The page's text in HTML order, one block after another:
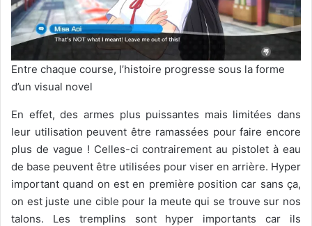
Entre chaque course, l’histoire progresse sous la forme
d’un visual novel
En effet, des armes plus puissantes mais limitées dans
leur utilisation peuvent être ramassées pour faire encore
plus de vague ! Celles-ci contrairement au pistolet à eau
de base peuvent être utilisées pour viser en arrière. Hyper
important quand on est en première position car sans ça,
on est juste une cible pour la meute qui se trouve sur nos
talons. Les tremplins sont hyper importants car ils